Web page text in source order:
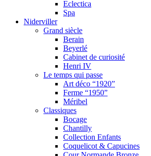
Eclectica
Spa
Niderviller
Grand siècle
Berain
Beyerlé
Cabinet de curiosité
Henri IV
Le temps qui passe
Art déco “1920”
Ferme “1950”
Méribel
Classiques
Bocage
Chantilly
Collection Enfants
Coquelicot & Capucines